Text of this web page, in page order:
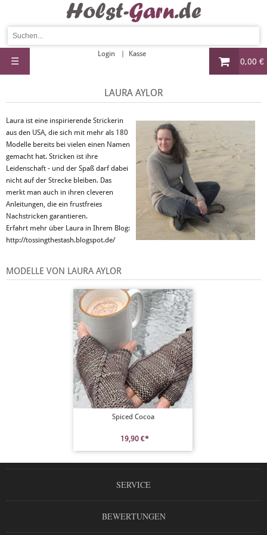
0,00 €
Login Kasse
☰
LAURA AYLOR
Laura ist eine inspirierende Strickerin
aus den USA, die sich mit mehr als 180
Modelle bereits bei vielen einen Namen
gemacht hat. Stricken ist ihre
Leidenschaft - und der Spaß darf dabei
nicht auf der Strecke bleiben. Das
merkt man auch in ihren cleveren
Anleitungen, die ein frustfreies
Nachstricken garantieren.
Erfahrt mehr über Laura in Ihrem Blog:
http://tossingthestash.blogspot.de/
MODELLE VON LAURA AYLOR
Spiced Cocoa
19,90 €*
SERVICE
BEWERTUNGEN